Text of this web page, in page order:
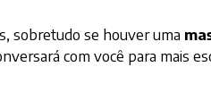
sobretudo se houver uma
com você para mais